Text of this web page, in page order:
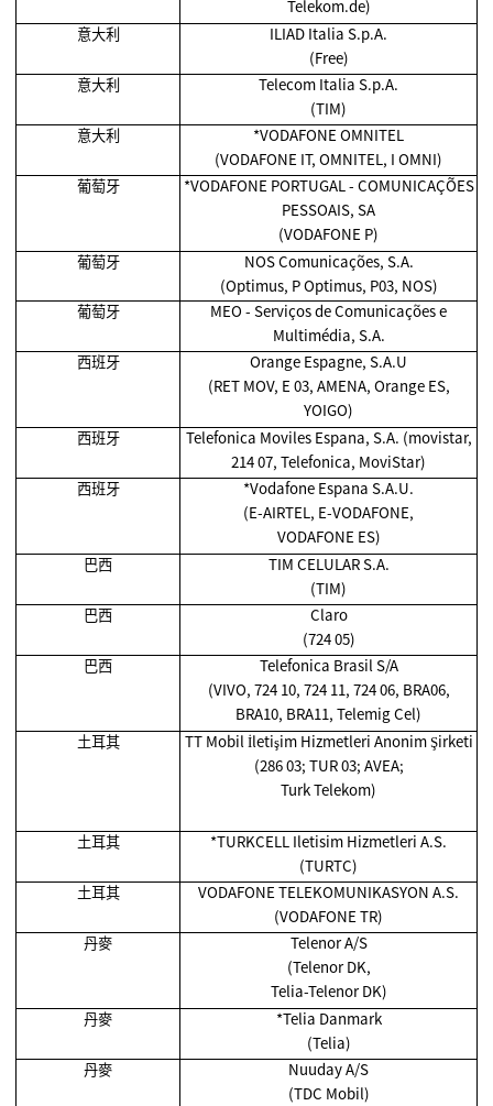
Telekom.de)
意大利
ILIAD Italia S.p.A.
(Free)
意大利
Telecom Italia S.p.A.
(TIM)
意大利
*VODAFONE OMNITEL
(VODAFONE IT, OMNITEL, I OMNI)
葡萄牙
*VODAFONE PORTUGAL - COMUNICAÇÕES
PESSOAIS, SA
(VODAFONE P)
葡萄牙
NOS Comunicações, S.A.
(Optimus, P Optimus, P03, NOS)
葡萄牙
MEO - Serviços de Comunicações e
Multimédia, S.A.
西班牙
Orange Espagne, S.A.U
(RET MOV, E 03, AMENA, Orange ES,
YOIGO)
西班牙
Telefonica Moviles Espana, S.A. (movistar,
214 07, Telefonica, MoviStar)
西班牙
*Vodafone Espana S.A.U.
(E-AIRTEL, E-VODAFONE,
VODAFONE ES)
巴西
TIM CELULAR S.A.
(TIM)
巴西
Claro
(724 05)
巴西
Telefonica Brasil S/A
(VIVO, 724 10, 724 11, 724 06, BRA06,
BRA10, BRA11, Telemig Cel)
土耳其
TT Mobil İletişim Hizmetleri Anonim Şirketi
(286 03; TUR 03; AVEA;
Turk Telekom)
土耳其
*TURKCELL Iletisim Hizmetleri A.S.
(TURTC)
土耳其
VODAFONE TELEKOMUNIKASYON A.S.
(VODAFONE TR)
丹麥
Telenor A/S
(Telenor DK,
Telia-Telenor DK)
丹麥
*Telia Danmark
(Telia)
丹麥
Nuuday A/S
(TDC Mobil)